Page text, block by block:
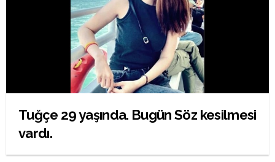
Tuğçe 29 yaşında. Bugün Söz kesilmesi
vardı.